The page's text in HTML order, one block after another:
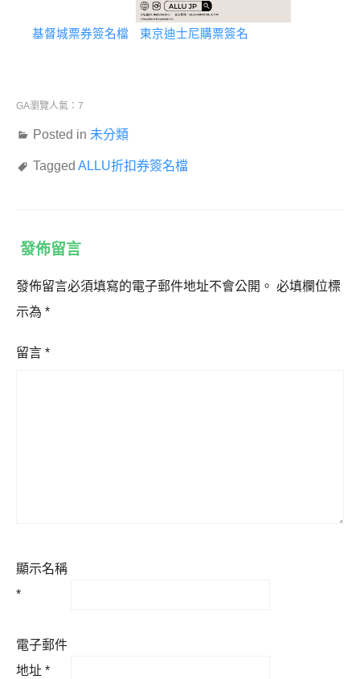
基督城票券簽名檔 東京迪士尼購票簽名
GA瀏覽人氣：7
Posted in 未分類
Tagged ALLU折扣券簽名檔
發佈留言
發佈留言必須填寫的電子郵件地址不會公開。 必填欄位標
示為 *
留言 *
顯示名稱
*
電子郵件
地址 *